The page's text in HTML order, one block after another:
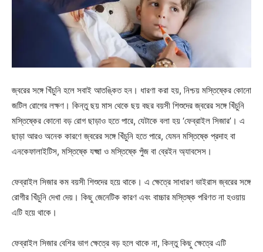
জ্বরের সঙ্গে খিঁচুনি হলে সবাই আতঙ্কিত হন। ধারণা করা হয়, নিশ্চয় মস্তিষ্কের কোনো
জটিল রোগের লক্ষণ। কিন্তু ছয় মাস থেকে ছয় বছর বয়সী শিশুদের জ্বরের সঙ্গে খিঁচুনি
মস্তিষ্কের কোনো বড় রোগ ছাড়াও হতে পারে, যেটাকে বলা হয় ‘ফেব্রাইল সিজার’। এ
ছাড়া আরও অনেক কারণে জ্বরের সঙ্গে খিঁচুনি হতে পারে, যেমন মস্তিষ্কে প্রদাহ বা
এনকেফালাইটিস, মস্তিষ্কে যক্ষ্মা ও মস্তিষ্কে পুঁজ বা ব্রেইন অ্যাবসেস।
ফেব্রাইল সিজার কম বয়সী শিশুদের হয়ে থাকে। এ ক্ষেত্রে সাধারণ ভাইরাস জ্বরের সঙ্গে
রোগীর খিঁচুনি দেখা দেয়। কিছু জেনেটিক কারণ এবং বাচ্চার মস্তিষ্ক পরিণত না হওয়ায়
এটি হয়ে থাকে।
ফেব্রাইল সিজার বেশির ভাগ ক্ষেত্রে বড় হলে থাকে না, কিন্তু কিছু ক্ষেত্রে এটি